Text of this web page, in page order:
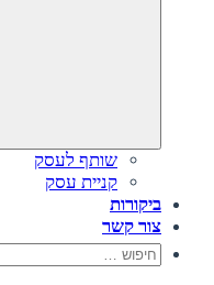
שותף לעסק
קניית עסק
ביקורות
צור קשר
חיפוש: